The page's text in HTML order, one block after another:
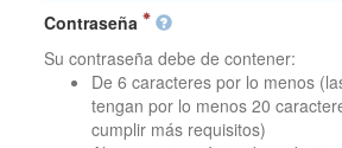
Contraseña
Su contraseña debe de contener:
De 6 caracteres por lo menos
tengan por lo menos 20
cumplir más requisitos)